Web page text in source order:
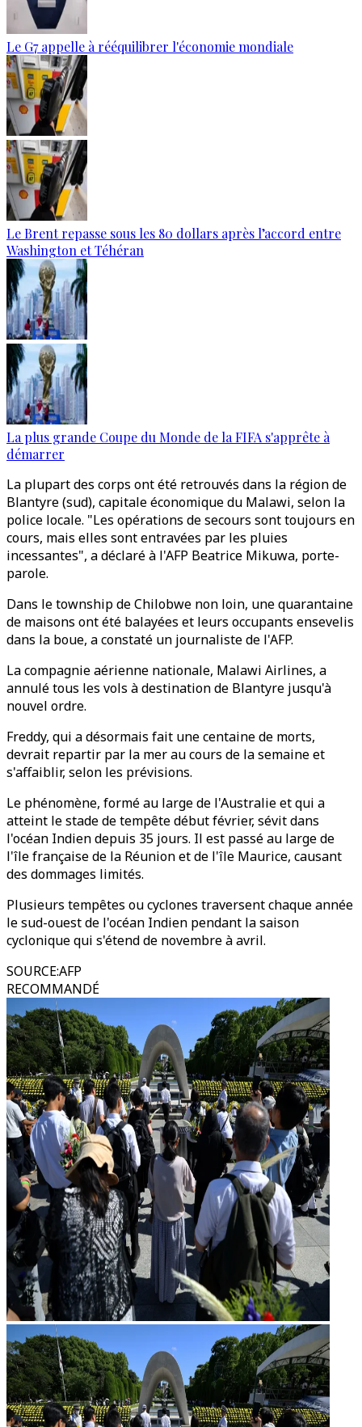
Le G7 appelle à rééquilibrer l'économie mondiale
Le Brent repasse sous les 80 dollars après l’accord entre
Washington et Téhéran
La plus grande Coupe du Monde de la FIFA s'apprête à
démarrer
La plupart des corps ont été retrouvés dans la région de
Blantyre (sud), capitale économique du Malawi, selon la
police locale. "Les opérations de secours sont toujours en
cours, mais elles sont entravées par les pluies
incessantes", a déclaré à l'AFP Beatrice Mikuwa, porte-
parole.
Dans le township de Chilobwe non loin, une quarantaine
de maisons ont été balayées et leurs occupants ensevelis
dans la boue, a constaté un journaliste de l'AFP.
La compagnie aérienne nationale, Malawi Airlines, a
annulé tous les vols à destination de Blantyre jusqu'à
nouvel ordre.
Freddy, qui a désormais fait une centaine de morts,
devrait repartir par la mer au cours de la semaine et
s'affaiblir, selon les prévisions.
Le phénomène, formé au large de l'Australie et qui a
atteint le stade de tempête début février, sévit dans
l'océan Indien depuis 35 jours. Il est passé au large de
l'île française de la Réunion et de l'île Maurice, causant
des dommages limités.
Plusieurs tempêtes ou cyclones traversent chaque année
le sud-ouest de l'océan Indien pendant la saison
cyclonique qui s'étend de novembre à avril.
SOURCE:AFP
RECOMMANDÉ